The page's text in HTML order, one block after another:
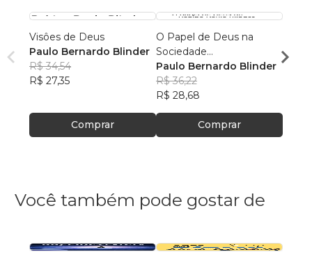
Visôes de Deus
Paulo Bernardo Blinder
R$ 34,54
R$ 27,35
Comprar
O Papel de Deus na
Sociedade
Contemporanea
Paulo Bernardo Blinder
R$ 36,22
R$ 28,68
Comprar
Dr.
Você também pode gostar de